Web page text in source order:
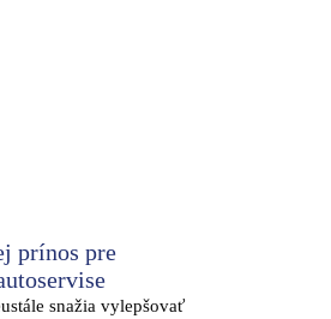
prínos pre
snažia vylepšovať